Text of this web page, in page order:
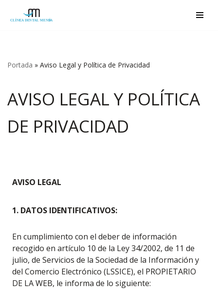
Portada » Aviso Legal y Política de Privacidad
AVISO LEGAL Y POLÍTICA
DE PRIVACIDAD
AVISO LEGAL
1. DATOS IDENTIFICATIVOS:
En cumplimiento con el deber de información
recogido en artículo 10 de la Ley 34/2002, de 11 de
julio, de Servicios de la Sociedad de la Información y
del Comercio Electrónico (LSSICE), el PROPIETARIO
DE LA WEB, le informa de lo siguiente: